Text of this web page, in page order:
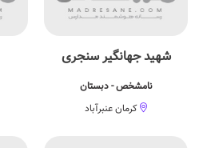
شهید جهانگیر سنجری
نامشخص - دبستان
کرمان عنبرآباد